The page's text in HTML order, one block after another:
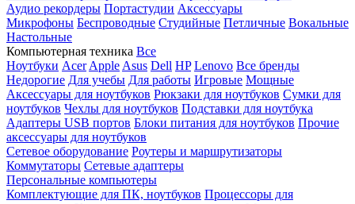
Аудио рекордеры Портастудии Аксессуары
Микрофоны Беспроводные Студийные Петличные Вокальные
Настольные
Компьютерная техника Все
Ноутбуки Acer Apple Asus Dell HP Lenovo Все бренды
Недорогие Для учебы Для работы Игровые Мощные
Аксессуары для ноутбуков Рюкзаки для ноутбуков Сумки для
ноутбуков Чехлы для ноутбуков Подставки для ноутбука
Адаптеры USB портов Блоки питания для ноутбуков Прочие
аксессуары для ноутбуков
Сетевое оборудование Роутеры и маршрутизаторы
Коммутаторы Сетевые адаптеры
Персональные компьютеры
Комплектующие для ПК, ноутбуков Процессоры для